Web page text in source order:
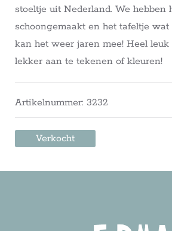
stoeltje uit Nederland. We hebben
schoongemaakt en het tafeltje
kan het weer jaren mee! Heel
lekker aan te tekenen of kleuren!
Artikelnummer: 3232
Verkocht